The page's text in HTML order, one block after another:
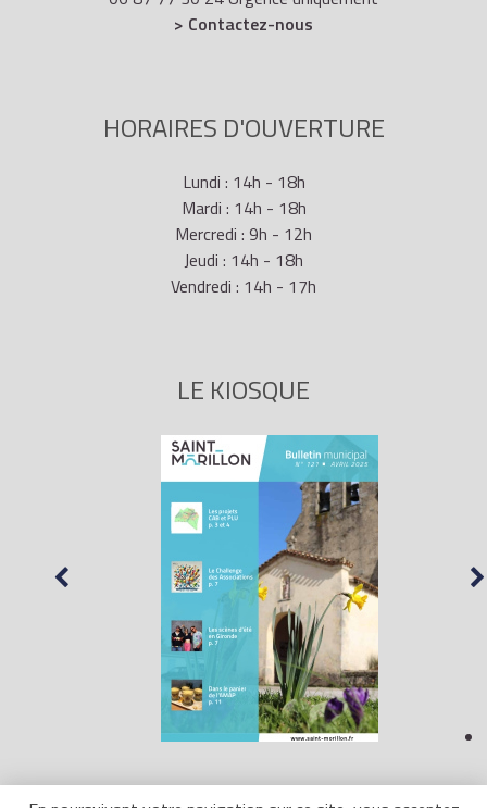
> Contactez-nous
HORAIRES D'OUVERTURE
Lundi : 14h - 18h
Mardi : 14h - 18h
Mercredi : 9h - 12h
Jeudi : 14h - 18h
Vendredi : 14h - 17h
LE KIOSQUE